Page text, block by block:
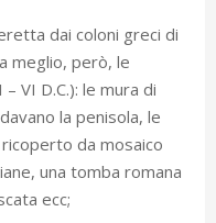
dai coloni greci di
meglio, però, le
VI D.C.): le mura di
la penisola, le
da mosaico
una tomba romana
ecc;